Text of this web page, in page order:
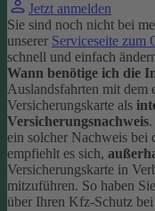
Jetzt anmelden
Sie sind noch nicht bei
unserer Serviceseite zum
schnell und einfach
Wann benötige ich die
Auslandsfahrten mit dem
Versicherungskarte als
Versicherungsnachweis.
ein solcher Nachweis bei
empfiehlt es sich,
Versicherungskarte in
mitzuführen. So haben
über Ihren Kfz-Schutz